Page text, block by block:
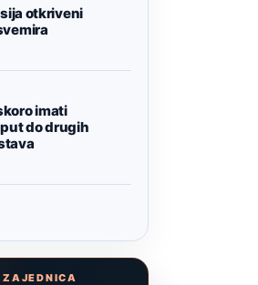
otkriveni
imati
do drugih
ZAJEDNICA